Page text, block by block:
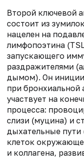
Второй ключевой
состоит из
нацелен на
лимфопоэтина
запускающего
раздражителями
дымом). Он
при бронхиальной
участвует на
процесса:
слизи (муцина) и
дыхательные пути
клеток
и коллагена,